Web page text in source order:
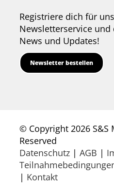
Registriere dich für
Newsletterservice
News und Updates!
Newsletter bestellen
© Copyright 2026 S&S
Reserved
Datenschutz | AGB |
| Kontakt